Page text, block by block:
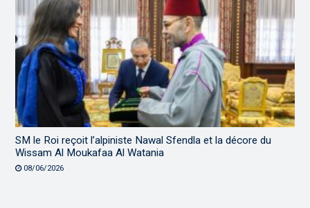
SM le Roi reçoit l’alpiniste Nawal Sfendla et la décore du
Wissam Al Moukafaa Al Watania
08/06/2026